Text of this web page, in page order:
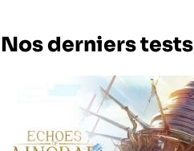
Nos derniers tests